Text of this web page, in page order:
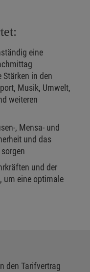
eine
Stärken in den
Musik, Umwelt,
weiteren
, Mensa- und
und das
und der
um eine optimale
den Tarifvertrag